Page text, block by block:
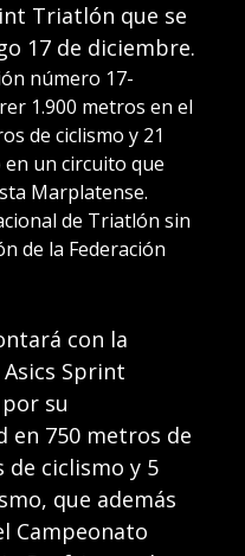
Triatlón que se
17 de diciembre.
número 17-
1.900 metros en el
de ciclismo y 21
un circuito que
Marplatense.
de Triatlón sin
de la Federación
con la
Sprint
su
en 750 metros de
ciclismo y 5
que además
Campeonato